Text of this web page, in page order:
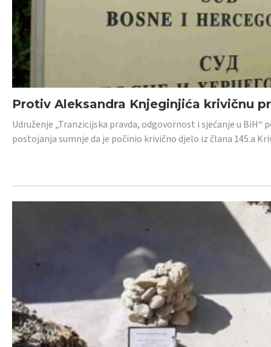
Protiv Aleksandra Knjeginjića krivičnu
Udruženje „Tranzicijska pravda, odgovornost i sjećanje u
postojanja sumnje da je počinio krivično djelo iz člana 145.a